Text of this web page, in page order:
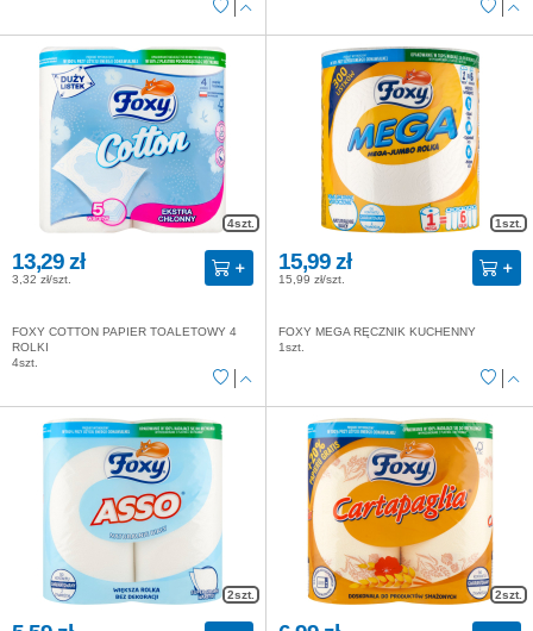
4szt.
13,29 zł
3,32 zł/szt.
FOXY COTTON PAPIER TOALETOWY 4
ROLKI
4szt.
1szt.
15,99 zł
15,99 zł/szt.
FOXY MEGA RĘCZNIK KUCHENNY
1szt.
2szt. 2szt.